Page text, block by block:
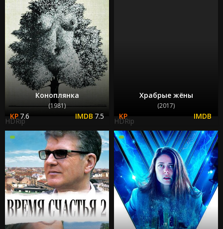
Коноплянка
(1981)
7.6 7.5
HDRip
Храбрые жёны
(2017)
HDRip